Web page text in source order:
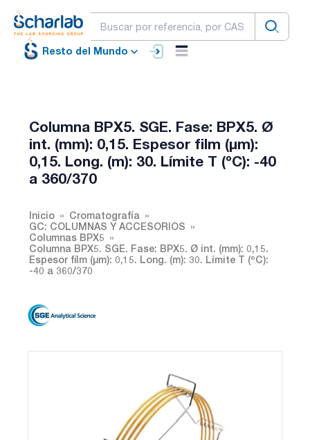
Resto del Mundo
Columna BPX5. SGE. Fase: BPX5. Ø
int. (mm): 0,15. Espesor film (µm):
0,15. Long. (m): 30. Límite T (ºC): -40
a 360/370
Inicio
Cromatografía
GC: COLUMNAS Y ACCESORIOS
Columnas BPX5
Columna BPX5. SGE. Fase: BPX5. Ø int. (mm): 0,15.
Espesor film (µm): 0,15. Long. (m): 30. Límite T (ºC):
-40 a 360/370